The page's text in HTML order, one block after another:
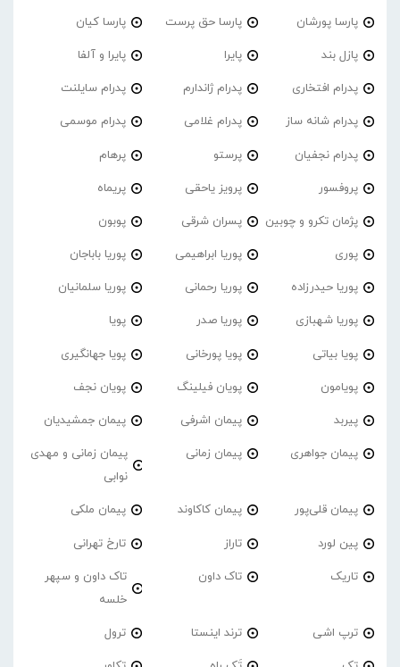
پارسا پورشان پارسا حق پرست پارسا کیان
پازل بند پایرا پایرا و آلفا
پدرام افتخاری پدرام ژاندارم پدرام‌ سایلنت
پدرام شانه ساز پدرام غلامی پدرام موسمی
پدرام نجفیان پرستو پرهام
پروفسور پرویز یاحقی پریماه
پژمان تکرو و چوبین پسران شرقی پوبون
پوری پوریا ابراهیمی پوریا باباجان
پوریا حیدرزاده پوریا رحمانی پوریا سلمانیان
پوریا شهبازی پوریا صدر پویا
پویا بیاتی پویا پورخانی پویا جهانگیری
پویامون پویان فیلینگ پویان نجف
پیربد پیمان اشرفی پیمان جمشیدیان
پیمان جواهری پیمان زمانی
پیمان زمانی و مهدی
نوابی
پیمان قلی‌پور پیمان کاکاوند پیمان ملکی
پین لورد تاراز تارخ تهرانی
تاریک تاک داون
تاک داون و سپهر
خلسه
ترپ اشی ترند اینستا ترول